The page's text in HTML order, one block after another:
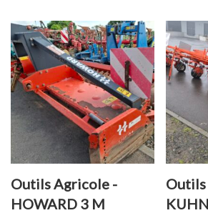
Outils Agricole -
HOWARD 3 M